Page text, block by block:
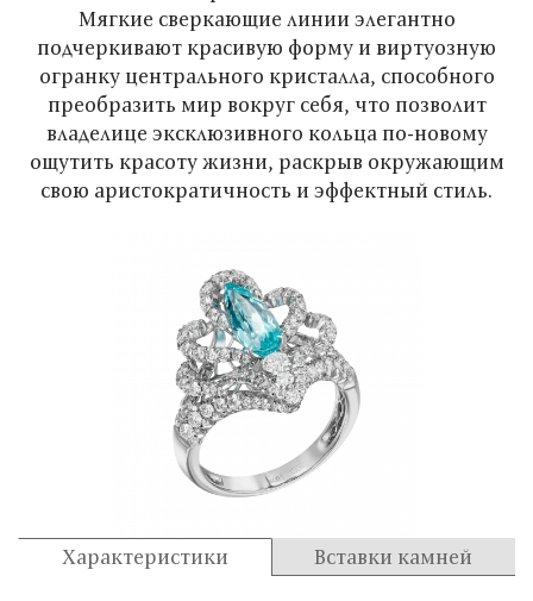
Мягкие сверкающие линии элегантно
подчеркивают красивую форму и виртуозную
огранку центрального кристалла, способного
преобразить мир вокруг себя, что позволит
владелице эксклюзивного кольца по-новому
ощутить красоту жизни, раскрыв окружающим
свою аристократичность и эффектный стиль.
Характеристики Вставки камней